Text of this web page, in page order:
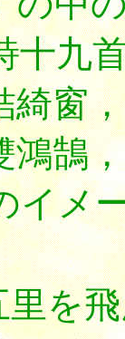
十九
綺窗
鴻鵠
イメ
を